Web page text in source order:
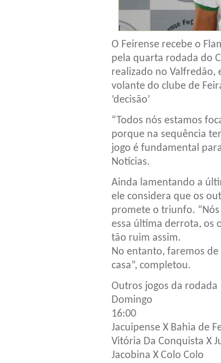
O Feirense recebe o
pela quarta rodada do
realizado no Valfredão,
volante do clube de
‘decisão’
“Todos nós estamos
porque na sequência
jogo é fundamental
Notícias.
Ainda lamentando a
ele considera que os
promete o triunfo.
essa última derrota, os
tão ruim assim.
No entanto, faremos
casa”, completou.
Outros jogos da rodada
Domingo
16:00
Jacuipense X Bahia de
Vitória Da Conquista X
Jacobina X Colo Colo